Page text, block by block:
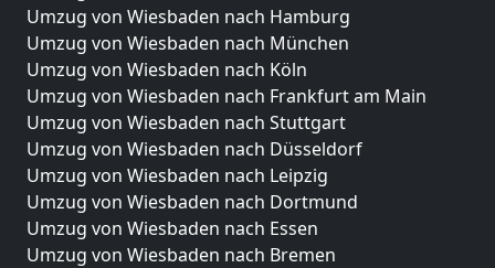
Umzug von Wiesbaden nach Hamburg
Umzug von Wiesbaden nach München
Umzug von Wiesbaden nach Köln
Umzug von Wiesbaden nach Frankfurt am Main
Umzug von Wiesbaden nach Stuttgart
Umzug von Wiesbaden nach Düsseldorf
Umzug von Wiesbaden nach Leipzig
Umzug von Wiesbaden nach Dortmund
Umzug von Wiesbaden nach Essen
Umzug von Wiesbaden nach Bremen